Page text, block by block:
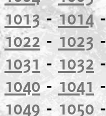
1013-1014
1022 - 1023
1031 - 1032
1040-1041
1049-1050